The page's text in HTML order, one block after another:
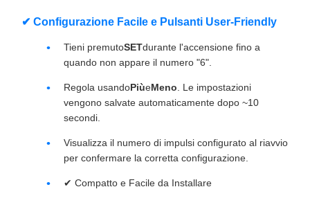
✔ Configurazione Facile e Pulsanti User-Friendly
Tieni premutoSETdurante l'accensione fino a
quando non appare il numero "6".
Regola usandoPiùeMeno . Le impostazioni
vengono salvate automaticamente dopo ~10
secondi.
Visualizza il numero di impulsi configurato al riavvio
per confermare la corretta configurazione.
✔ Compatto e Facile da Installare